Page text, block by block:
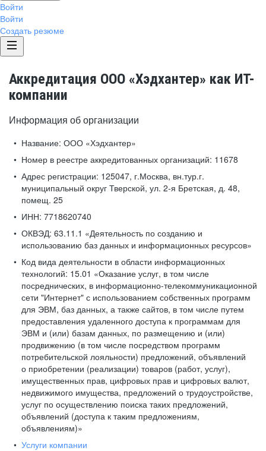
Войти
Войти
Создать резюме
Аккредитация ООО «Хэдхантер» как ИТ-
компании
Информация об организации
Название: ООО «Хэдхантер»
Номер в реестре аккредитованных организаций: 11678
Адрес регистрации: 125047, г.Москва, вн.тур.г.
муниципальный округ Тверской, ул. 2-я Бретская, д. 48,
помещ. 25
ИНН: 7718620740
ОКВЭД: 63.11.1 «Деятельность по созданию и
использованию баз данных и информационных ресурсов»
Код вида деятельности в области информационных
технологий: 15.01 «Оказание услуг, в том числе
посреднических, в информационно-телекоммуникационной
сети "Интернет" с использованием собственных программ
для ЭВМ, баз данных, а также сайтов, в том числе путем
предоставления удаленного доступа к программам для
ЭВМ и (или) базам данных, по размещению и (или)
продвижению (в том числе посредством программ
потребительской лояльности) предложений, объявлений
о приобретении (реализации) товаров (работ, услуг),
имущественных прав, цифровых прав и цифровых валют,
недвижимого имущества, предложений о трудоустройстве,
услуг по осуществлению поиска таких предложений,
объявлений (доступа к таким предложениям,
объявлениям)»
Услуги компании